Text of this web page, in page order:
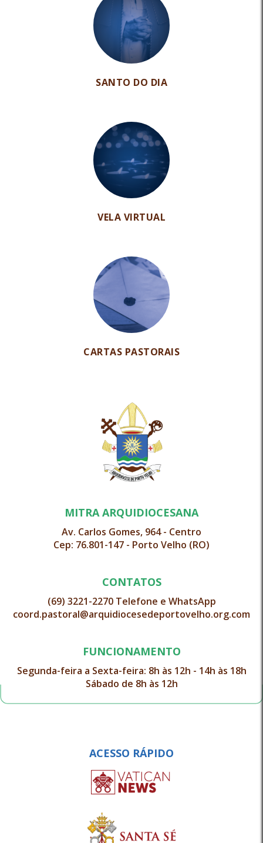
SANTO DO DIA
VELA VIRTUAL
CARTAS PASTORAIS
MITRA ARQUIDIOCESANA
Av. Carlos Gomes, 964 - Centro
Cep: 76.801-147 - Porto Velho (RO)
CONTATOS
(69) 3221-2270 Telefone e WhatsApp
coord.pastoral@arquidiocesedeportovelho.org.com
FUNCIONAMENTO
Segunda-feira a Sexta-feira: 8h às 12h - 14h às 18h
Sábado de 8h às 12h
ACESSO RÁPIDO